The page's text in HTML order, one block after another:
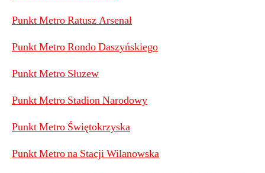
Punkt Metro Ratusz Arsenał
Punkt Metro Rondo Daszyńskiego
Punkt Metro Słuzew
Punkt Metro Stadion Narodowy
Punkt Metro Świętokrzyska
Punkt Metro na Stacji Wilanowska